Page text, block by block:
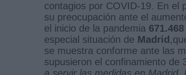
contagios por COVID-19. En el
su preocupación ante el
el inicio de la pandemia
especial situación de Madrid
se muestra conforme ante las
supusieron el confinamiento de
a servir las medidas en